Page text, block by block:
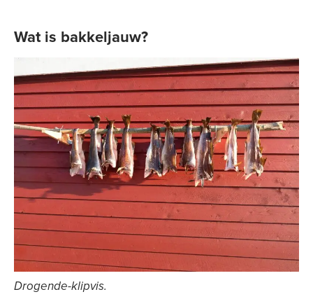
Wat is bakkeljauw?
Drogende-klipvis.